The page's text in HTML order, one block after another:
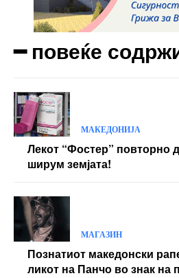
━ повеќе
МАКЕДОНИЈА
Лекот “Фостер” повторно
ширум земјата!
МАГАЗИН
Познатиот македонски
ликот на Панчо во знак на